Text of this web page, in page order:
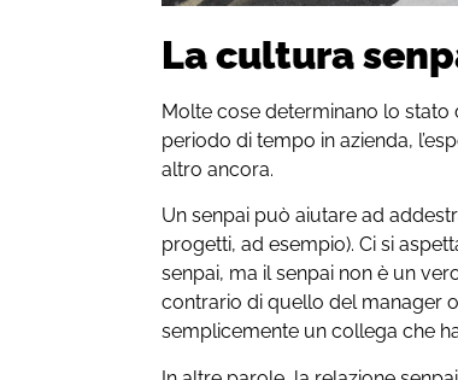
La cultura
Molte cose determinano lo
periodo di tempo in azienda,
altro ancora.
Un senpai può aiutare ad
progetti, ad esempio). Ci si
senpai, ma il senpai non è un
contrario di quello del manager
semplicemente un collega che